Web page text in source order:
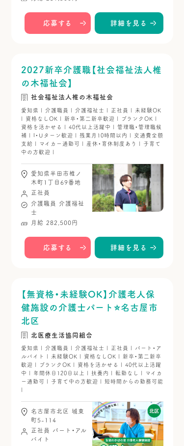
応募する 詳細を見る
2027新卒介護職【社会福祉法人椎
の木福祉会】
社会福祉法人椎の木福祉会
愛知県 | 介護職員 | 介護福祉士 | 正社員 | 未経験OK
| 資格なしOK | 新卒・第二新卒歓迎 | ブランクOK |
資格を活かせる | 40代以上活躍中 | 管理職・管理職候
補 | I・Uターン歓迎 | 残業月10時間以内 | 交通費全額
支給 | マイカー通勤可 | 産休・育休制度あり | 子育て
中の方歓迎 |
愛知県半田市椎ノ
木町1丁目69番地
正社員
介護職員
介護福祉
士
月給 282,500円
応募する 詳細を見る
【無資格・未経験OK】介護老人保
健施設の介護士パート⭐名古屋市
北区
北医療生活協同組合
愛知県 | 介護職員 | 介護福祉士 | 正社員 | パート・ア
ルバイト | 未経験OK | 資格なしOK | 新卒・第二新卒
歓迎 | ブランクOK | 資格を活かせる | 40代以上活躍
中 | 年間休日120日以上 | 扶養内 | 転勤なし | マイカ
ー通勤可 | 子育て中の方歓迎 | 短時間からの勤務可能
名古屋市北区 城東
町5-114
正社員
パート・アル
バイト